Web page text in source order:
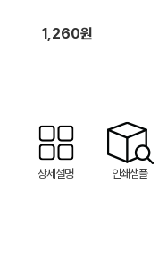
1,260원
상세설명 인쇄샘플